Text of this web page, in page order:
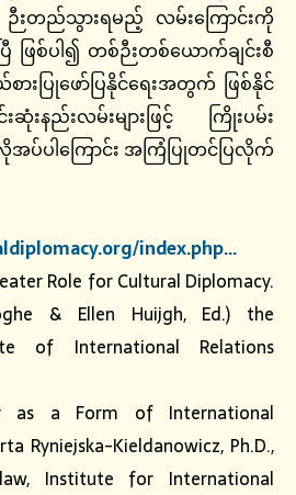
တည်သွားရမည့် လမ်းကြောင်းကို
ြီ ဖြစ်ပါ၍ တစ်ဉီးတစ်ယောက်ချင်းစီ
းပြုဖော်ပြနိုင်ရေးအတွက် ဖြစ်နိုင်
းနည်းလမ်းများဖြင့် ကြိုးပမ်း
ပ်ပါကြောင်း အကြံပြုတင်ပြလိုက်
index.php…
Role for Cultural Diplomacy.
& Ellen Huijgh, Ed.) the
of International Relations
as a Form of International
Ryniejska-Kieldanowicz, Ph.D.,
Institute for International